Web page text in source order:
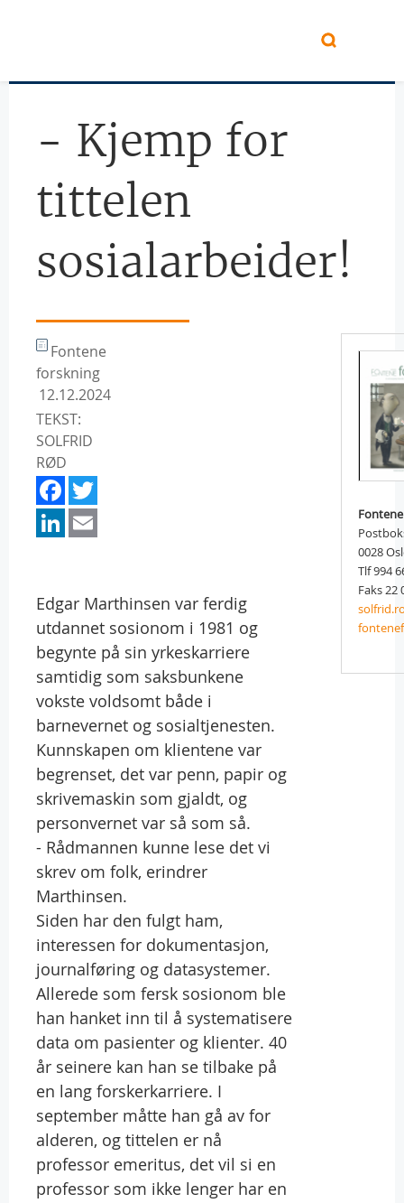
- Kjemp for
tittelen
sosialarbeider!
Fontene
forskning
12.12.2024
TEKST:
SOLFRID
RØD
Facebook
LinkedIn
Edgar Marthinsen var ferdig
utdannet sosionom i 1981 og
begynte på sin yrkeskarriere
samtidig som saksbunkene
vokste voldsomt både i
barnevernet og sosialtjenesten.
Kunnskapen om klientene var
begrenset, det var penn, papir og
skrivemaskin som gjaldt, og
personvernet var så som så.
- Rådmannen kunne lese det vi
skrev om folk, erindrer
Marthinsen.
Siden har den fulgt ham,
interessen for dokumentasjon,
journalføring og datasystemer.
Allerede som fersk sosionom ble
han hanket inn til å systematisere
data om pasienter og klienter. 40
år seinere kan han se tilbake på
en lang forskerkarriere. I
september måtte han gå av for
alderen, og tittelen er nå
professor emeritus, det vil si en
professor som ikke lenger har en
0028
Tlf 994
Faks 22